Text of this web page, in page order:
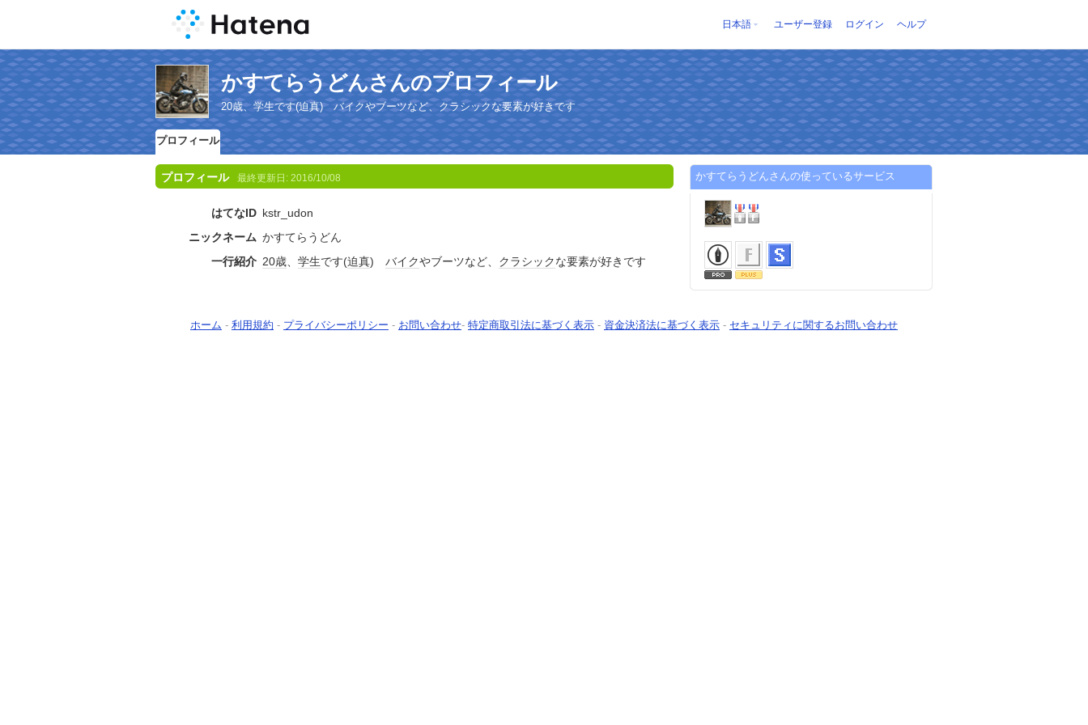
日本語 ユーザー登録 ログイン ヘルプ
かすてらうどんさんのプロフィール
20歳、学生です(迫真) バイクやブーツなど、クラシックな要素が好きです
プロフィール
プロフィール 最終更新日: 2016/10/08
はてなID kstr_udon
ニックネーム かすてらうどん
一行紹介 20歳、 学生です(迫真) バイクやブーツなど、 クラシックな要素が好きです
かすてらうどんさんの使っているサービス
ホーム - 利用規約 - プライバシーポリシー - お問い合わせ- 特定商取引法に基づく表示 - 資金決済法に基づく表示 - セキュリティに関するお問い合わせ